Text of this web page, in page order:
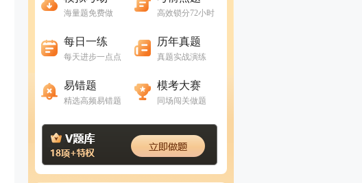
海量题免费做 高效锁分72小时
每日一练
每天进步一点点
历年真题
真题实战演练
易错题
精选高频易错题
模考大赛
同场闯关做题